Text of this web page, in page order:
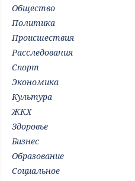
Общество
Политика
Происшествия
Расследования
Спорт
Экономика
Культура
ЖКХ
Здоровье
Бизнес
Образование
Социальное